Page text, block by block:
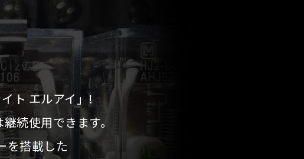
ト エルアイ」!
続使用できます。
を搭載した